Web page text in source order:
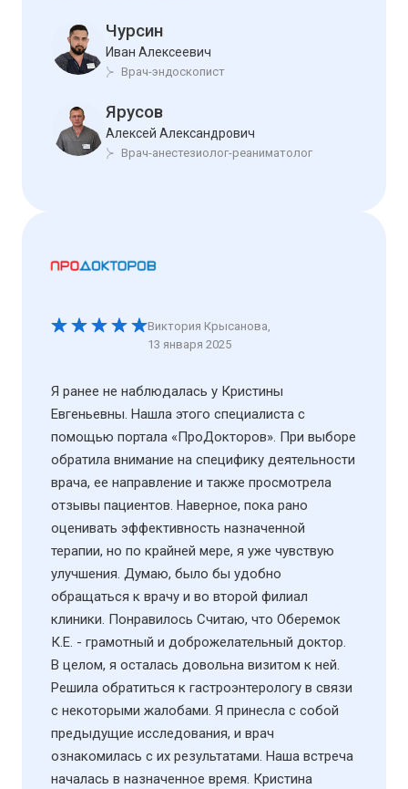
Чурсин
Иван Алексеевич
Врач-эндоскопист
Ярусов
Алексей Александрович
Врач-анестезиолог-реаниматолог
Виктория Крысанова,
13 января 2025
Я ранее не наблюдалась у Кристины
Евгеньевны. Нашла этого специалиста с
помощью портала «ПроДокторов». При выборе
обратила внимание на специфику деятельности
врача, ее направление и также просмотрела
отзывы пациентов. Наверное, пока рано
оценивать эффективность назначенной
терапии, но по крайней мере, я уже чувствую
улучшения. Думаю, было бы удобно
обращаться к врачу и во второй филиал
клиники. Понравилось Считаю, что Оберемок
К.Е. - грамотный и доброжелательный доктор.
В целом, я осталась довольна визитом к ней.
Решила обратиться к гастроэнтерологу в связи
с некоторыми жалобами. Я принесла с собой
предыдущие исследования, и врач
ознакомилась с их результатами. Наша встреча
началась в назначенное время. Кристина